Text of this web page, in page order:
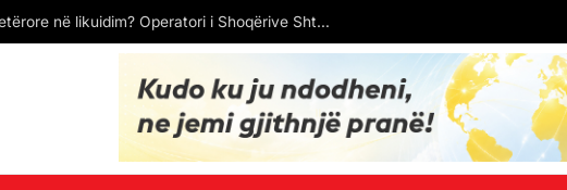
Përplasen dy tramvaje në Gjermani, rreth 25 të lënduar– tre në gjendje kritike